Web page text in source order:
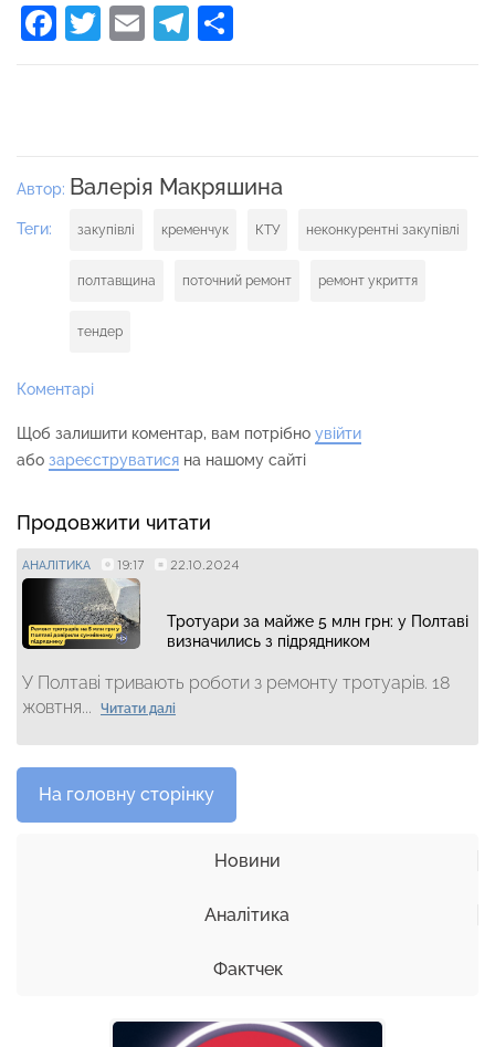
Facebook
Twitter
EmailTelegram
Автор: Валерія Макряшина
Теги: закупівлі кременчук КТУ неконкурентні закупівлі
полтавщина поточний ремонт ремонт укриття
тендер
Коментарі
Щоб залишити коментар, вам потрібно увійти
або зареєструватися на нашому сайті
Продовжити читати
АНАЛІТИКА 19:17 22.10.2024
Тротуари за майже 5 млн грн: у Полтаві
визначились з підрядником
У Полтаві тривають роботи з ремонту тротуарів. 18
жовтня...
Читати далі
На головну сторінку
Новини
Аналітика
Фактчек